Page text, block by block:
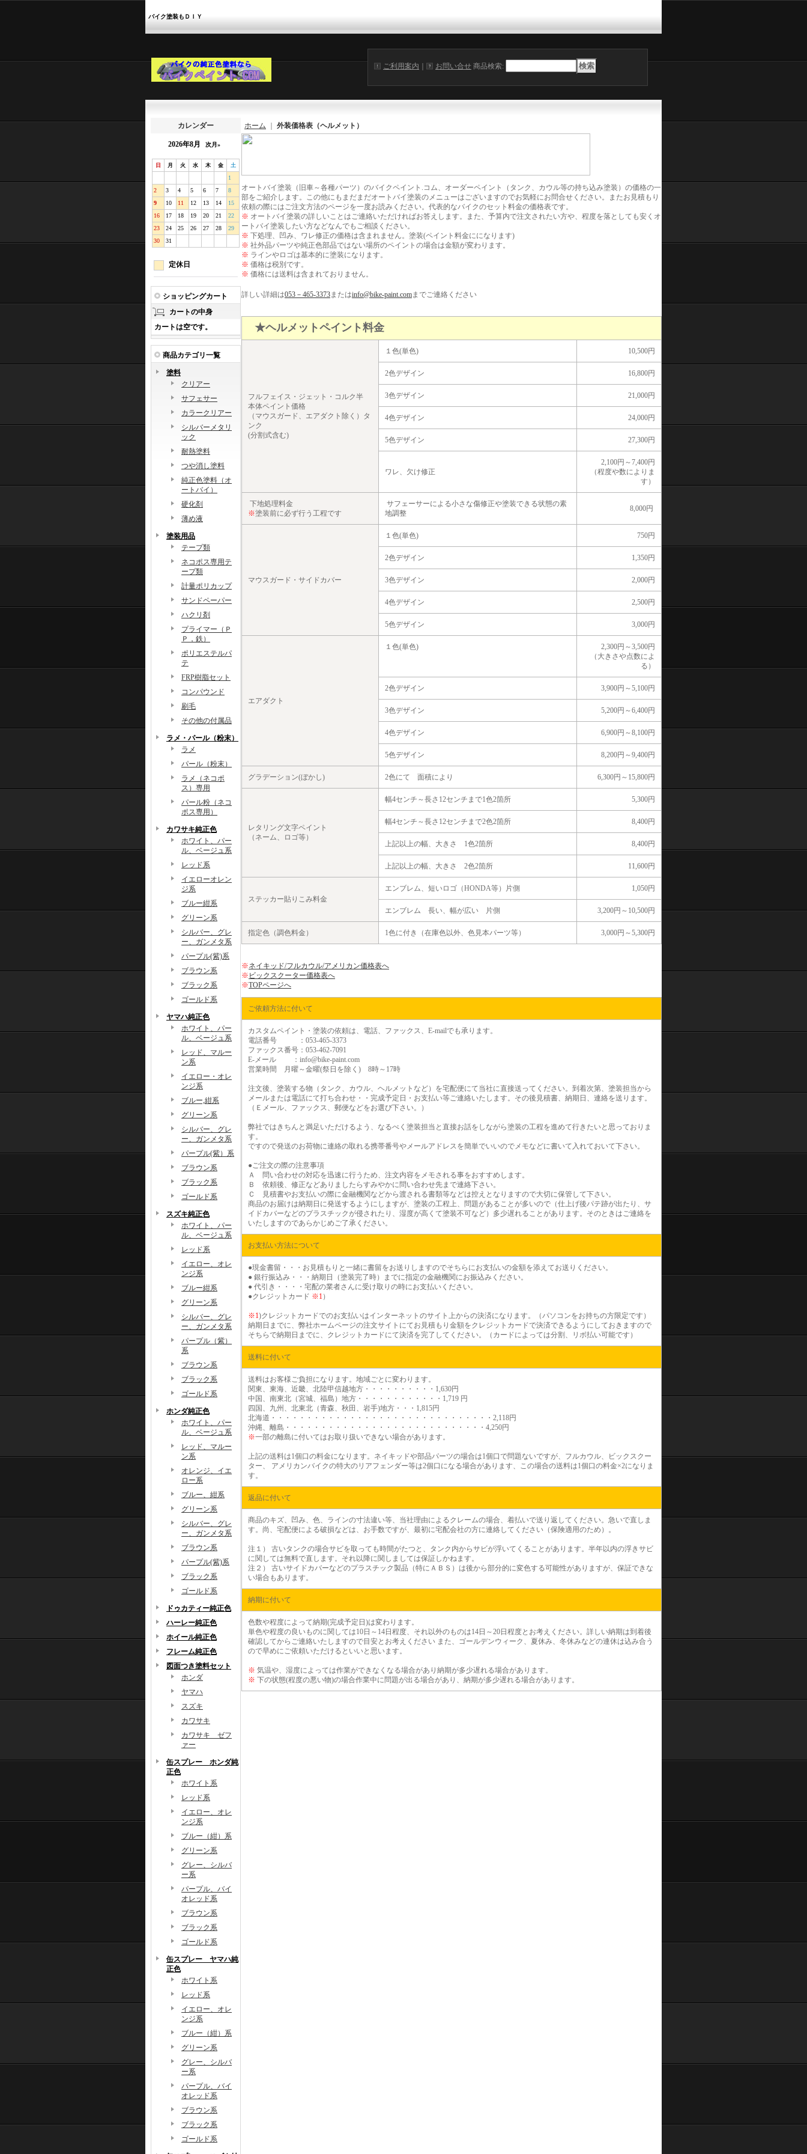
バイク塗装もＤＩＹ
ご利用案内 お問い合せ 商品検索:
カレンダー
2026年8月 次月»
日 月 火 水 木 金 土
1
2
3 4 5 6 7
8
9
10 11 12 13 14
15
16
17 18 19 20 21
22
23
24 25 26 27 28
29
30
31
定休日
ショッピングカート
カートの中身
カートは空です。
商品カテゴリ一覧
塗料
クリアー
サフェサー
カラークリアー
シルバーメタリ
ック
耐熱塗料
つや消し塗料
純正色塗料（オ
ートバイ）
硬化剤
薄め液
塗装用品
テープ類
ネコポス専用テ
ープ類
計量ポリカップ
サンドペーパー
ハクリ剤
プライマー（Ｐ
Ｐ，鉄）
ポリエステルパ
テ
FRP樹脂セット
コンパウンド
刷毛
その他の付属品
ラメ・パール（粉末）
ラメ
パール（粉末）
ラメ（ネコポ
ス）専用
パール粉（ネコ
ポス専用）
カワサキ純正色
ホワイト、パー
ル、ベージュ系
レッド系
イエローオレン
ジ系
ブルー紺系
グリーン系
シルバー、グレ
ー、ガンメタ系
パープル(紫)系
ブラウン系
ブラック系
ゴールド系
ヤマハ純正色
ホワイト、パー
ル、ベージュ系
レッド、マルー
ン系
イエロー・オレ
ンジ系
ブルー,紺系
グリーン系
シルバー、グレ
ー、ガンメタ系
パープル(紫）系
ブラウン系
ブラック系
ゴールド系
スズキ純正色
ホワイト、パー
ル、ベージュ系
レッド系
イエロー、オレ
ンジ系
ブルー紺系
グリーン系
シルバー、グレ
ー、ガンメタ系
パープル（紫）
系
ブラウン系
ブラック系
ゴールド系
ホンダ純正色
ホワイト、パー
ル、ベージュ系
レッド、マルー
ン系
オレンジ、イエ
ロー系
ブルー、紺系
グリーン系
シルバー、グレ
ー、ガンメタ系
ブラウン系
パープル(紫)系
ブラック系
ゴールド系
ドゥカティー純正色
ハーレー純正色
ホイール純正色
フレーム純正色
図面つき塗料セット
ホンダ
ヤマハ
スズキ
カワサキ
カワサキ ゼフ
ァー
缶スプレー ホンダ純
正色
ホワイト系
レッド系
イエロー、オレ
ンジ系
ブルー（紺）系
グリーン系
グレー、シルバ
ー系
パープル、バイ
オレッド系
ブラウン系
ブラック系
ゴールド系
缶スプレー ヤマハ純
正色
ホワイト系
レッド系
イエロー、オレ
ンジ系
ブルー（紺）系
グリーン系
グレー、シルバ
ー系
パープル、バイ
オレッド系
ブラウン系
ブラック系
ゴールド系
ホーム 外装価格表（ヘルメット）
オートバイ塗装（旧車～各種パーツ）のバイクペイント.コム、オーダーペイント（タンク、カウル等の持ち込み塗装）の価格の一
部をご紹介します。この他にもまだまだオートバイ塗装のメニューはございますのでお気軽にお問合せください。またお見積もり
依頼の際にはご注文方法のページを一度お読みください。 代表的なバイクのセット料金の価格表です。
※ オートバイ塗装の詳しいことはご連絡いただければお答えします。また、予算内で注文されたい方や、程度を落としても安くオ
ートバイ塗装したい方などなんでもご相談ください。
※ 下処理、凹み、ワレ修正の価格は含まれません。塗装(ペイント料金にになります)
※ 社外品パーツや純正色部品ではない場所のペイントの場合は金額が変わります。
※ ラインやロゴは基本的に塗装になります。
※ 価格は税別です。
※ 価格には送料は含まれておりません。
詳しい詳細は053－465-3373またはinfo@bike-paint.comまでご連絡ください
★ヘルメットペイント料金
フルフェイス・ジェット・コルク半
本体ペイント価格
（マウスガード、エアダクト除く）タ
ンク
(分割式含む)
１色(単色) 10,500円
2色デザイン 16,800円
3色デザイン 21,000円
4色デザイン 24,000円
5色デザイン 27,300円
ワレ、欠け修正
2,100円～7,400円
（程度や数によりま
す）
下地処理料金
※塗装前に必ず行う工程です
サフェーサーによる小さな傷修正や塗装できる状態の素
地調整
8,000円
マウスガード・サイドカバー
１色(単色) 750円
2色デザイン 1,350円
3色デザイン 2,000円
4色デザイン 2,500円
5色デザイン 3,000円
エアダクト
１色(単色)
2,300円～3,500円
（大きさや点数によ
る）
2色デザイン 3,900円～5,100円
3色デザイン 5,200円～6,400円
4色デザイン 6,900円～8,100円
5色デザイン 8,200円～9,400円
グラデーション(ぼかし) 2色にて 面積により 6,300円～15,800円
レタリング文字ペイント
（ネーム、ロゴ等）
幅4センチ～長さ12センチまで1色2箇所 5,300円
幅4センチ～長さ12センチまで2色2箇所 8,400円
上記以上の幅、大きさ 1色2箇所 8,400円
上記以上の幅、大きさ 2色2箇所 11,600円
ステッカー貼りこみ料金
エンブレム、短いロゴ（HONDA等）片側 1,050円
エンブレム 長い、幅が広い 片側 3,200円～10,500円
指定色（調色料金） 1色に付き（在庫色以外、色見本パーツ等） 3,000円～5,300円
※ネイキッド/フルカウル/アメリカン価格表へ
※ ビックスクーター価格表へ
※TOPページへ
ご依頼方法に付いて
カスタムペイント・塗装の依頼は、電話、ファックス、E-mailでも承ります。
電話番号 ：053-465-3373
ファックス番号：053-462-7091
E-メール ：info@bike-paint.com
営業時間 月曜～金曜(祭日を除く) 8時～17時
注文後、塗装する物（タンク、カウル、ヘルメットなど）を宅配便にて当社に直接送ってください。到着次第、塗装担当から
メールまたは電話にて打ち合わせ・・完成予定日・お支払い等ご連絡いたします。その後見積書、納期日、連絡を送ります。
（Ｅメール、ファックス、郵便などをお選び下さい。）
弊社ではきちんと満足いただけるよう、なるべく塗装担当と直接お話をしながら塗装の工程を進めて行きたいと思っておりま
す。
ですので発送のお荷物に連絡の取れる携帯番号やメールアドレスを簡単でいいのでメモなどに書いて入れておいて下さい。
●ご注文の際の注意事項
Ａ 問い合わせの対応を迅速に行うため、注文内容をメモされる事をおすすめします。
Ｂ 依頼後、修正などありましたらすみやかに問い合わせ先まで連絡下さい。
Ｃ 見積書やお支払いの際に金融機関などから渡される書類等などは控えとなりますので大切に保管して下さい。
商品のお届けは納期日に発送するようにしますが、塗装の工程上、問題があることが多いので（仕上げ後パテ跡が出たり、サ
イドカバーなどのプラスチックが侵されたり、湿度が高くて塗装不可など）多少遅れることがあります。そのときはご連絡を
いたしますのであらかじめご了承ください。
お支払い方法について
●現金書留・・・お見積もりと一緒に書留をお送りしますのでそちらにお支払いの金額を添えてお送りください。
● 銀行振込み・・・納期日（塗装完了時）までに指定の金融機関にお振込みください。
● 代引き・・・・宅配の業者さんに受け取りの時にお支払いください。
●クレジットカード ※1）
※1)クレジットカードでのお支払いはインターネットのサイト上からの決済になります。（パソコンをお持ちの方限定です）
納期日までに、弊社ホームページの注文サイトにてお見積もり金額をクレジットカードで決済できるようにしておきますので
そちらで納期日までに、クレジットカードにて決済を完了してください。（カードによっては分割、リボ払い可能です）
送料に付いて
送料はお客様ご負担になります。地域ごとに変わります。
関東、東海、近畿、北陸甲信越地方・・・・・・・・・・1,630円
中国、南東北（宮城、福島）地方・・・・・・・・・・・・1,719 円
四国、九州、北東北（青森、秋田、岩手)地方・・・1,815円
北海道・・・・・・・・・・・・・・・・・・・・・・・・・・・・・・・2,118円
沖縄、離島・・・・・・・・・・・・・・・・・・・・・・・・・・・・4,250円
※一部の離島に付いてはお取り扱いできない場合があります。
上記の送料は1個口の料金になります。ネイキッドや部品パーツの場合は1個口で問題ないですが、フルカウル、ビックスクー
ター、 アメリカンバイクの特大のリアフェンダー等は2個口になる場合があります、この場合の送料は1個口の料金×2になりま
す。
返品に付いて
商品のキズ、凹み、色、ラインの寸法違い等、当社理由によるクレームの場合、着払いで送り返してください。急いで直しま
す。尚、宅配便による破損などは、お手数ですが、最初に宅配会社の方に連絡してください（保険適用のため）。
注１）
古いタンクの場合サビを取っても時間がたつと、タンク内からサビが浮いてくることがあります。半年以内の浮きサビ
に関しては無料で直します。それ以降に関しましては保証しかねます。
注２）
古いサイドカバーなどのプラスチック製品（特にＡＢＳ）は後から部分的に変色する可能性がありますが、保証できな
い場合もあります。
納期に付いて
色数や程度によって納期(完成予定日)は変わります。
単色や程度の良いものに関しては10日～14日程度、それ以外のものは14日～20日程度とお考えください。詳しい納期は到着後
確認してからご連絡いたしますので目安とお考えください また、ゴールデンウィーク、夏休み、冬休みなどの連休は込み合う
ので早めにご依頼いただけるといいと思います。
※ 気温や、湿度によっては作業ができなくなる場合があり納期が多少遅れる場合があります。
※ 下の状態(程度の悪い物)の場合作業中に問題が出る場合があり、納期が多少遅れる場合があります。